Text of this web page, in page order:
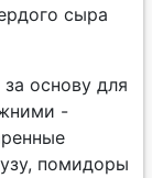
сыра
основу для
-
помидоры